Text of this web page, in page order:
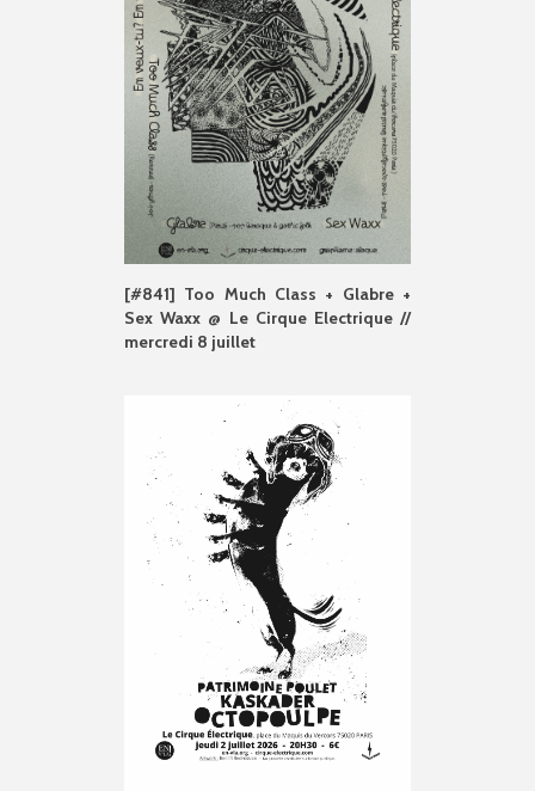
[#841] Too Much Class + Glabre +
Sex Waxx @ Le Cirque Electrique //
mercredi 8 juillet